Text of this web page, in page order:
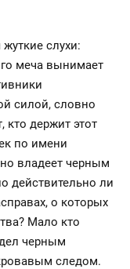
слухи:
меча вынимает
силой, словно
кто держит этот
по имени
владеет черным
действительно ли
о которых
Мало кто
черным
следом.